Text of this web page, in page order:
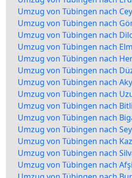
Umzug von Tübingen nach
Umzug von Tübingen nach
Umzug von Tübingen nach
Umzug von Tübingen nach
Umzug von Tübingen nach
Umzug von Tübingen nach
Umzug von Tübingen nach
Umzug von Tübingen nach
Umzug von Tübingen nach
Umzug von Tübingen nach
Umzug von Tübingen nach
Umzug von Tübingen nach
Umzug von Tübingen nach
Umzug von Tübingen nach